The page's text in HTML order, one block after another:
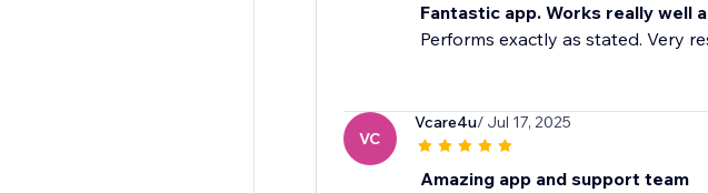
Fantastic app. Works really well
Performs exactly as stated. Very
VC
Vcare4u/ Jul 17, 2025
Amazing app and support team